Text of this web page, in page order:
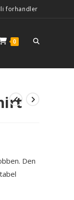
forhandler
0
Den